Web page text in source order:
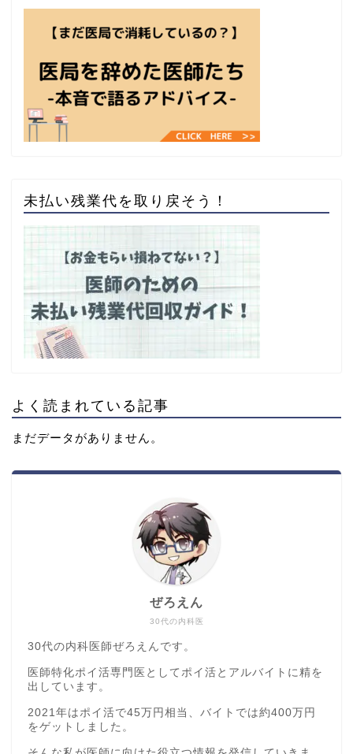
未払い残業代を取り戻そう！
よく読まれている記事
まだデータがありません。
30代の内科医
ぜろえん
30代の内科医師ぜろえんです。
医師特化ポイ活専門医としてポイ活とアルバイトに精を
出しています。
2021年はポイ活で45万円相当、バイトでは約400万円
をゲットしました。